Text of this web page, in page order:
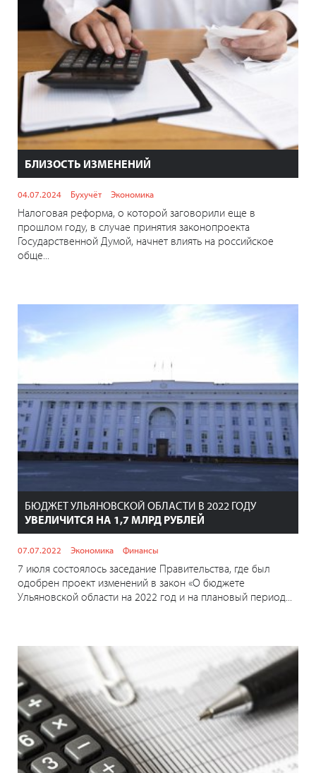
БЛИЗОСТЬ ИЗМЕНЕНИЙ
04.07.2024 Бухучёт Экономика
Налоговая реформа, о которой заговорили еще в
прошлом году, в случае принятия законопроекта
Государственной Думой, начнет влиять на российское
обще...
БЮДЖЕТ УЛЬЯНОВСКОЙ ОБЛАСТИ В 2022 ГОДУ
УВЕЛИЧИТСЯ НА 1,7 МЛРД РУБЛЕЙ
07.07.2022 Экономика Финансы
7 июля состоялось заседание Правительства, где был
одобрен проект изменений в закон «О бюджете
Ульяновской области на 2022 год и на плановый период...